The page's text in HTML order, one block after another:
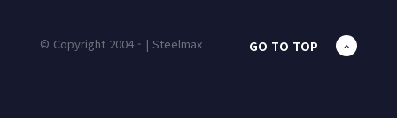
© Copyright 2004 - | Steelmax GO TO TOP